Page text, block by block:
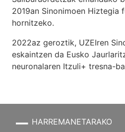
2019an Sinonimoen Hiztegia
hornitzeko.
2022az geroztik, UZEIren
eskaintzen da Eusko
neuronalaren Itzuli+ tresna-
HARREMANETARAKO